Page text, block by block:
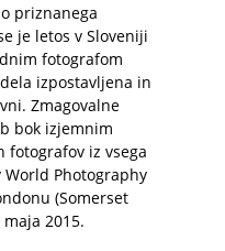
priznanega
je letos v Sloveniji
fotografom
izpostavljena in
Zmagovalne
bok izjemnim
iz vsega
World Photography
(Somerset
2015.